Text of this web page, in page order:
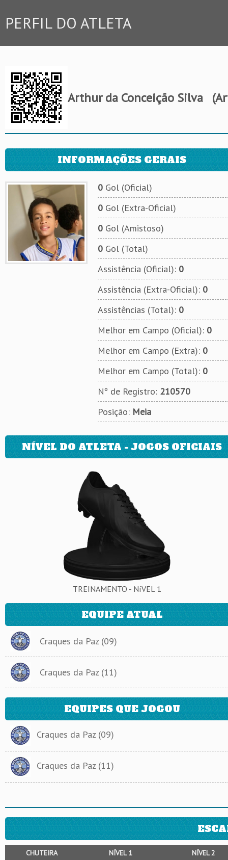
PERFIL DO ATLETA
Arthur da Conceição Silva
INFORMAÇÕES GERAIS
0Gol (Oficial)
0Gol (Extra-Oficial)
0Gol (Amistoso)
0Gol (Total)
Assistência (Oficial): 0
Assistência (Extra-Oficial): 0
Assistências (Total): 0
Melhor em Campo (Oficial): 0
Melhor em Campo (Extra): 0
Melhor em Campo (Total): 0
Nº de Registro: 210570
Posição: Meia
NÍVEL DO ATLETA - JOGOS OFICIAIS
TREINAMENTO - NíVEL 1
EQUIPE ATUAL
Craques da Paz (09)
Craques da Paz (11)
EQUIPES QUE JOGOU
Craques da Paz (09)
Craques da Paz (11)
CHUTEIRA NÍVEL 1 NÍVEL 2